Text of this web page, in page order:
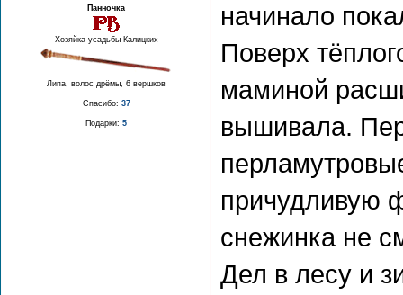
Панночка
Хозяйка усадьбы Калицких
Липа, волос дрёмы, 6 вершков
Спасибо: 37
Подарки: 5
начинало
Поверх
маминой
вышивала.
причудливую
снежинка не
Дел в лесу и